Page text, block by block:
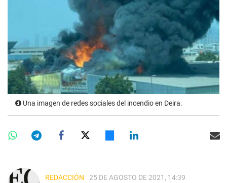
Una imagen de redes sociales del incendio en Deira.
REDACCIÓN 25 DE AGOSTO DE 2021, 14:39